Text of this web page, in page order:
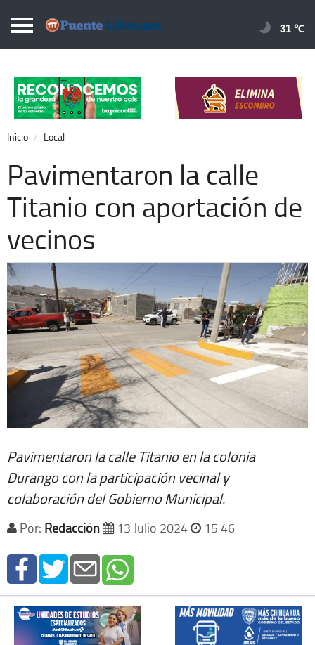
Puentelibre.mx
Local
Nacional
Opinión
Cronos
Economía
Espectáculos
Extra +
31 ℃
Inicio Local
Pavimentaron la calle
Titanio con aportación de
vecinos
Pavimentaron la calle Titanio en la colonia
Durango con la participación vecinal y
colaboración del Gobierno Municipal.
Por: Redacción 13 Julio 2024 15 46